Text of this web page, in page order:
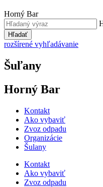
Horný Bar
Hľadať
rozšírené vyhľadávanie
Šuľany
Horný Bar
Kontakt
Ako vybaviť
Zvoz odpadu
Organizácie
Šulany
Kontakt
Ako vybaviť
Zvoz odpadu